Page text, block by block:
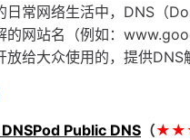
日常网络生活中，DNS（
的网站名（例如：
放给大众使用的，提供DNS
Public DNS （